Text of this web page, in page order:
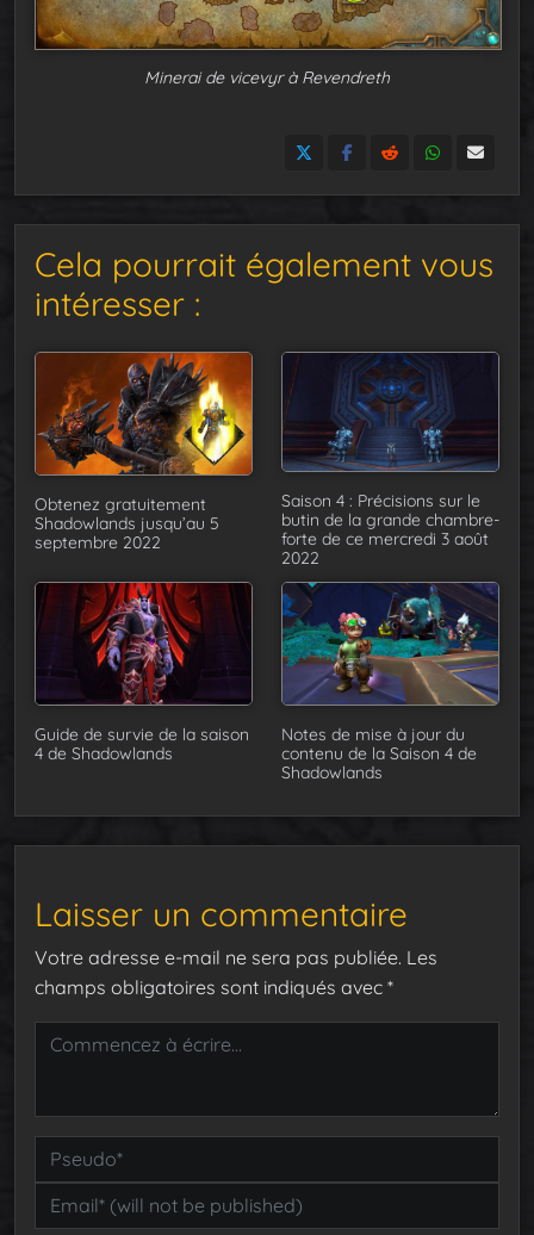
Minerai de vicevyr à Revendreth
Cela pourrait également vous
intéresser :
Obtenez gratuitement
Shadowlands jusqu’au 5
septembre 2022
Saison 4 : Précisions sur le
butin de la grande chambre-
forte de ce mercredi 3 août
2022
Guide de survie de la saison
4 de Shadowlands
Notes de mise à jour du
contenu de la Saison 4 de
Shadowlands
Laisser un commentaire
Votre adresse e-mail ne sera pas publiée. Les
champs obligatoires sont indiqués avec *